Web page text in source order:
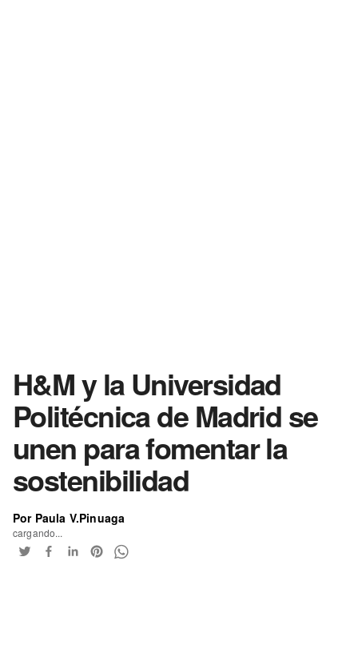
H&M y la Universidad
Politécnica de Madrid se
unen para fomentar la
sostenibilidad
Por Paula V.Pinuaga
cargando...